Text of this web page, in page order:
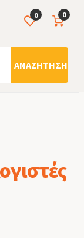
0
ΑΝΑΖΉΤΗΣΗ
0